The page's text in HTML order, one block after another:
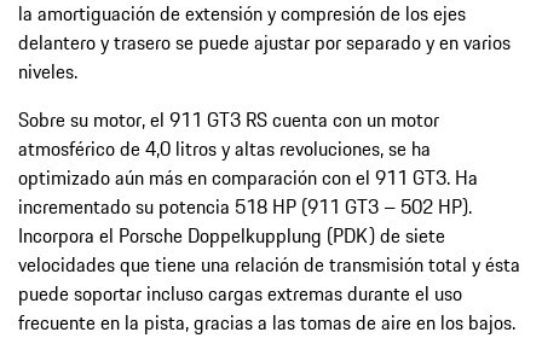
la amortiguación de extensión y compresión de los ejes
delantero y trasero se puede ajustar por separado y en varios
niveles.
Sobre su motor, el 911 GT3 RS cuenta con un motor
atmosférico de 4,0 litros y altas revoluciones, se ha
optimizado aún más en comparación con el 911 GT3. Ha
incrementado su potencia 518 HP (911 GT3 – 502 HP).
Incorpora el Porsche Doppelkupplung (PDK) de siete
velocidades que tiene una relación de transmisión total y ésta
puede soportar incluso cargas extremas durante el uso
frecuente en la pista, gracias a las tomas de aire en los bajos.